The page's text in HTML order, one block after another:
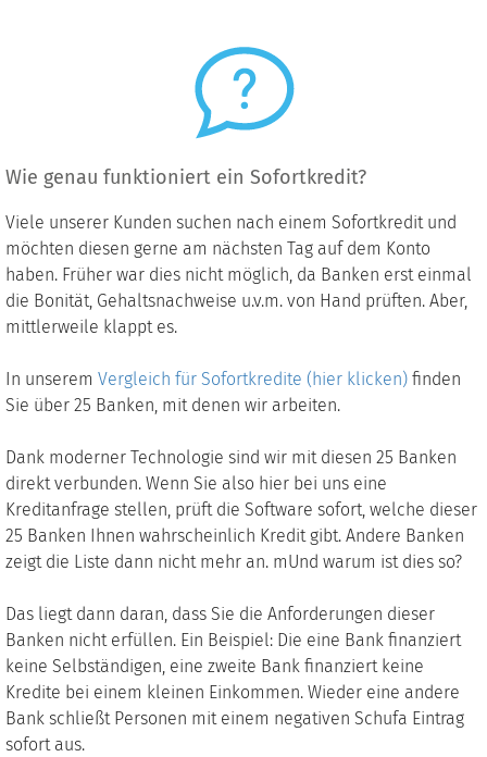
Wie genau funktioniert ein Sofortkredit?
Viele unserer Kunden suchen nach einem Sofortkredit und
möchten diesen gerne am nächsten Tag auf dem Konto
haben. Früher war dies nicht möglich, da Banken erst einmal
die Bonität, Gehaltsnachweise u.v.m. von Hand prüften. Aber,
mittlerweile klappt es.
In unserem Vergleich für Sofortkredite (hier klicken) finden
Sie über 25 Banken, mit denen wir arbeiten.
Dank moderner Technologie sind wir mit diesen 25 Banken
direkt verbunden. Wenn Sie also hier bei uns eine
Kreditanfrage stellen, prüft die Software sofort, welche dieser
25 Banken Ihnen wahrscheinlich Kredit gibt. Andere Banken
zeigt die Liste dann nicht mehr an. mUnd warum ist dies so?
Das liegt dann daran, dass Sie die Anforderungen dieser
Banken nicht erfüllen. Ein Beispiel: Die eine Bank finanziert
keine Selbständigen, eine zweite Bank finanziert keine
Kredite bei einem kleinen Einkommen. Wieder eine andere
Bank schließt Personen mit einem negativen Schufa Eintrag
sofort aus.